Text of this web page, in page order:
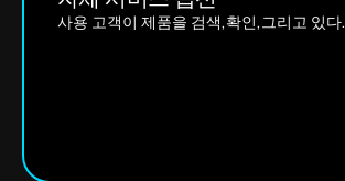
사용 고객이 제품을 검색,확인,그리고 있다.